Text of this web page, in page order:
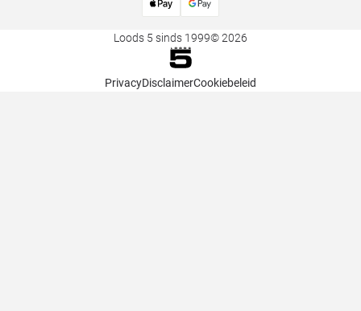
Loods 5 sinds 1999© 2026
PrivacyDisclaimerCookiebeleid